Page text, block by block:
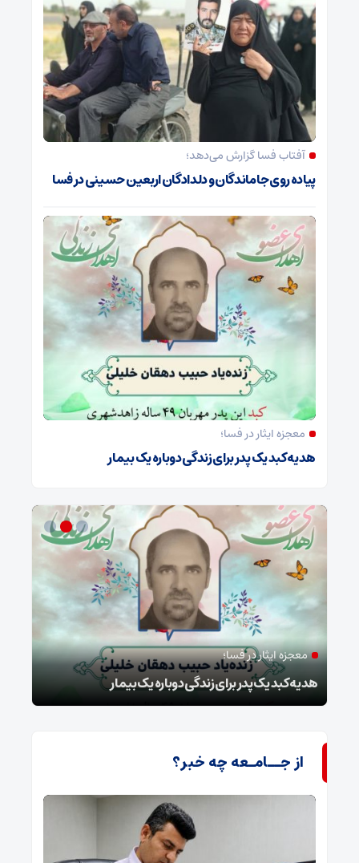
آفتاب فسا گزارش می‌دهد؛
پیاده روی جاماندگان و دلدادگان اربعین حسینی در فسا
معجزه ایثار در فسا؛
هدیه کبد یک پدر برای زندگی دوباره یک بیمار
معجزه ایثار در فسا؛
هدیه کبد یک پدر برای زندگی دوباره یک بیمار
از جــامـعه چه خبر؟